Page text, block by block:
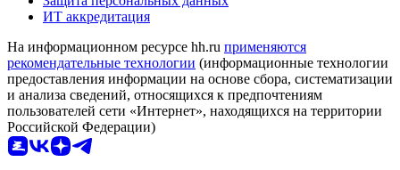
ИТ аккредитация
На информационном ресурсе hh.ru применяются
рекомендательные технологии (информационные технологии
предоставления информации на основе сбора, систематизации
и анализа сведений, относящихся к предпочтениям
пользователей сети «Интернет», находящихся на территории
Российской Федерации)